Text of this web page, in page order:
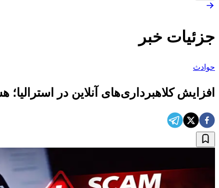
جزئیات خبر
حوادث
افزایش کلاهبرداری‌های آنلاین در